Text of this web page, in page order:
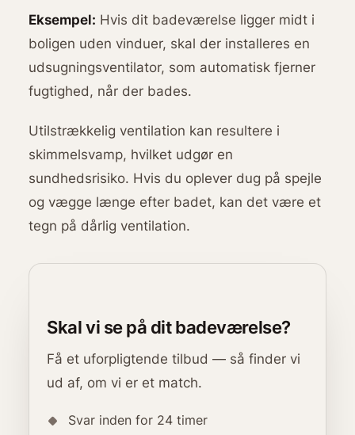
Eksempel: Hvis dit badeværelse ligger midt i
boligen uden vinduer, skal der installeres en
udsugningsventilator, som automatisk fjerner
fugtighed, når der bades.
Utilstrækkelig ventilation kan resultere i
skimmelsvamp, hvilket udgør en
sundhedsrisiko. Hvis du oplever dug på spejle
og vægge længe efter badet, kan det være et
tegn på dårlig ventilation.
Skal vi se på dit badeværelse?
Få et uforpligtende tilbud — så finder vi
ud af, om vi er et match.
Svar inden for 24 timer